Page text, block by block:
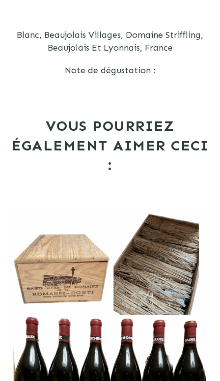
Blanc, Beaujolais Villages, Domaine Striffling,
Beaujolais Et Lyonnais, France
Note de dégustation :
VOUS POURRIEZ
ÉGALEMENT AIMER CECI
: